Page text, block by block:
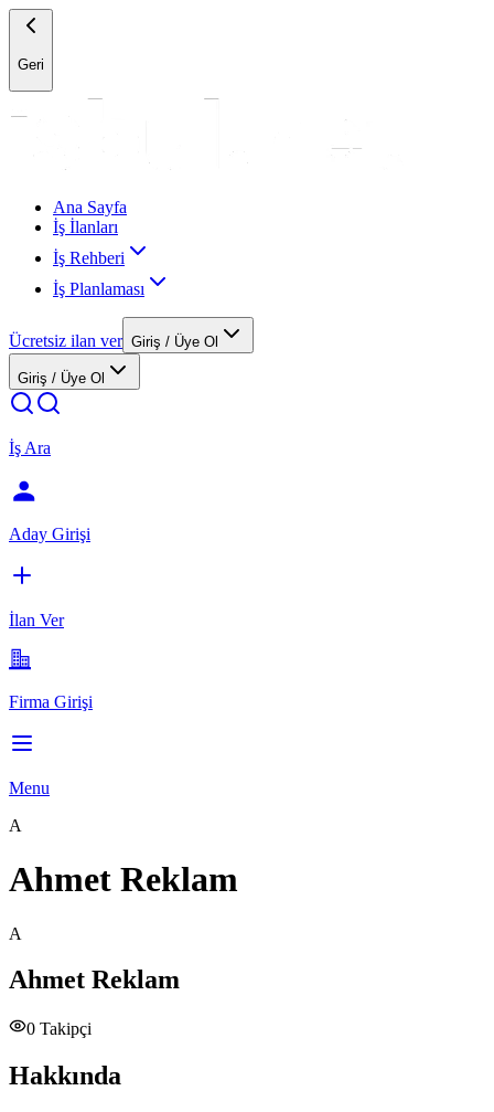
Geri
Ana Sayfa
İş İlanları
İş Rehberi
İş Planlaması
Ücretsiz ilan ver Giriş / Üye Ol
Giriş / Üye Ol
İş Ara
Aday Girişi
İlan Ver
Firma Girişi
Menu
A
Ahmet Reklam
A
Ahmet Reklam
0 Takipçi
Hakkında